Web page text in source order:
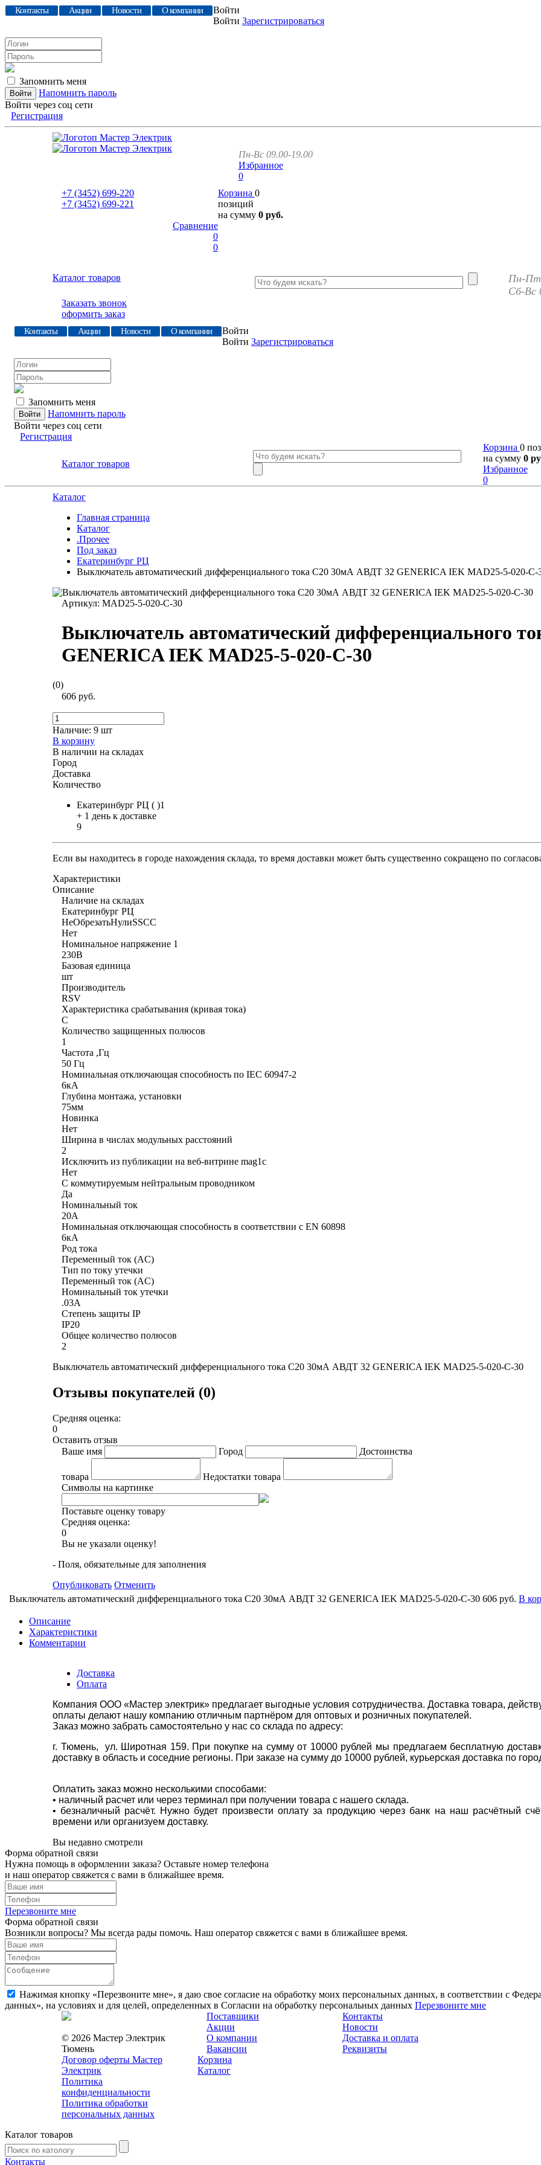
Контакты Акции Новости О компании
Войти
Войти Зарегистрироваться
Запомнить меня
Напомнить пароль
Войти через соц сети
Регистрация
Пн-Вс 09.00-19.00
Избранное
0
+7 (3452) 699-220
+7 (3452) 699-221
Корзина 0
позиций
на сумму 0 руб.
Сравнение
0
0
Каталог товаров
Пн-Пт
Сб-Вс
Заказать звонок
оформить заказ
Контакты Акции Новости О компании
Войти
Войти Зарегистрироваться
Запомнить меня
Напомнить пароль
Войти через соц сети
Регистрация
Каталог товаров
Корзина 0
на сумму 0
Избранное
0
Каталог
Главная страница
Каталог
.Прочее
Под заказ
Екатеринбург РЦ
Выключатель автоматический дифференциального тока C20 30мА АВДТ 32 GENERICA IEK MAD25-5-020-C-
Артикул: MAD25-5-020-C-30
Выключатель автоматический дифференциального
GENERICA IEK MAD25-5-020-C-30
(0)
606 руб.
Наличие: 9 шт
В корзину
В наличии на складах
Город
Доставка
Количество
Екатеринбург РЦ ( )1
+ 1 день к доставке
9
Если вы находитесь в городе нахождения склада, то время доставки может быть существенно сокращено по
Характеристики
Описание
Наличие на складах
Екатеринбург РЦ
НеОбрезатьНулиSSCC
Нет
Номинальное напряжение 1
230В
Базовая единица
шт
Производитель
RSV
Характеристика срабатывания (кривая тока)
C
Количество защищенных полюсов
1
Частота ,Гц
50 Гц
Номинальная отключающая способность по IEC 60947-2
6кА
Глубина монтажа, установки
75мм
Новинка
Нет
Ширина в числах модульных расстояний
2
Исключить из публикации на веб-витрине mag1c
Нет
С коммутируемым нейтральным проводником
Да
Номинальный ток
20А
Номинальная отключающая способность в соответствии с EN 60898
6кА
Род тока
Переменный ток (AC)
Тип по току утечки
Переменный ток (AC)
Номинальный ток утечки
.03А
Степень защиты IP
IP20
Общее количество полюсов
2
Выключатель автоматический дифференциального тока C20 30мА АВДТ 32 GENERICA IEK MAD25-5-020-C-30
Отзывы покупателей (0)
Средняя оценка:
0
Оставить отзыв
Ваше имя
Город Достоинства
товара
Недостатки товара
Символы на картинке
Поставьте оценку товару
Средняя оценка:
0
Вы не указали оценку!
- Поля, обязательные для заполнения
Опубликовать Отменить
Выключатель автоматический дифференциального тока C20 30мА АВДТ 32 GENERICA IEK MAD25-5-020-C-30 606 руб. В
Описание
Характеристики
Комментарии
Доставка
Оплата
Компания ООО «Мастер электрик» предлагает выгодные условия сотрудничества. Доставка товара,
оплаты делают нашу компанию отличным партнёром для оптовых и розничных покупателей.
Заказ можно забрать самостоятельно у нас со склада по адресу:
г. Тюмень, ул. Широтная 159. При покупке на сумму от 10000 рублей мы предлагаем бесплатную
доставку в область и соседние регионы. При заказе на сумму до 10000 рублей, курьерская доставка по
Оплатить заказ можно несколькими способами:
• наличный расчет или через терминал при получении товара с нашего склада.
• безналичный расчёт. Нужно будет произвести оплату за продукцию через банк на наш расчётный
времени или организуем доставку.
Вы недавно смотрели
Форма обратной связи
Нужна помощь в оформлении заказа? Оставьте номер телефона
и наш оператор свяжется с вами в ближайшее время.
Перезвоните мне
Форма обратной связи
Возникли вопросы? Мы всегда рады помочь. Наш оператор свяжется с вами в ближайшее время.
Нажимая кнопку «Перезвоните мне», я даю свое согласие на обработку моих персональных данных, в соответствии с
данных», на условиях и для целей, определенных в Согласии на обработку персональных данных Перезвоните мне
© 2026 Мастер Электрик
Тюмень
Договор оферты Мастер
Электрик
Политика
конфиденциальности
Политика обработки
персональных данных
Поставщики
Контакты
Акции
Новости
О компании
Доставка и оплата
Вакансии
Реквизиты
Корзина
Каталог
Каталог товаров
Контакты